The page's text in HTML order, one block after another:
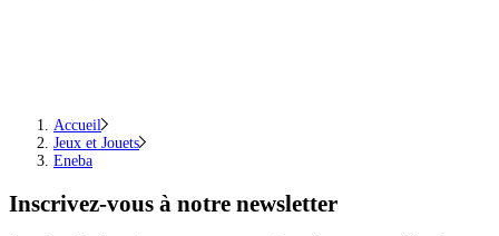
Accueil
Jeux et Jouets
Eneba
Inscrivez-vous à notre newsletter